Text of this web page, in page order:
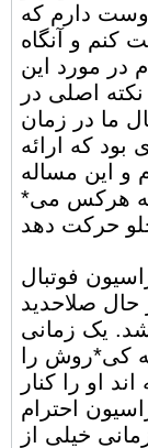
دارم که
کنم و آنگاه
در مورد این
اصلی در
ما در زمان
که ارائه
و این مساله
که هرکس می*
فوتبال
حال صلاحدید
یک زمانی
کی*روش را
او را کنار
احترام
خیلی از